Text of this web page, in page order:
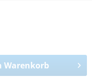
Warenkorb